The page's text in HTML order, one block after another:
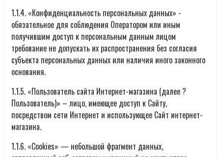
1.1.4. «Конфиденциальность персональных данных» -
обязательное для соблюдения Оператором или иным
получившим доступ к персональным данным лицом
требование не допускать их распространения без согласия
субъекта персональных данных или наличия иного законного
основания.
1.1.5. «Пользователь сайта Интернет-магазина (далее ?
Пользователь)» – лицо, имеющее доступ к Сайту,
посредством сети Интернет и использующее Сайт интернет-
магазина.
1.1.6. «Cookies» — небольшой фрагмент данных,